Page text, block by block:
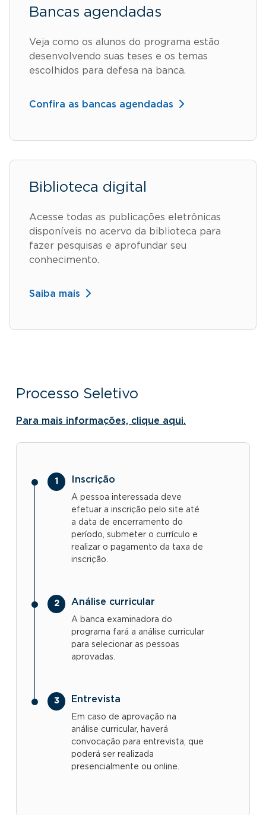
Bancas agendadas
Veja como os alunos do programa estão
desenvolvendo suas teses e os temas
escolhidos para defesa na banca.
Confira as bancas agendadas
Biblioteca digital
Acesse todas as publicações eletrônicas
disponíveis no acervo da biblioteca para
fazer pesquisas e aprofundar seu
conhecimento.
Saiba mais
Processo Seletivo
Para mais informações, clique aqui.
Inscrição
A pessoa interessada deve
efetuar a inscrição pelo site até
a data de encerramento do
período, submeter o currículo e
realizar o pagamento da taxa de
inscrição.
Análise curricular
A banca examinadora do
programa fará a análise curricular
para selecionar as pessoas
aprovadas.
Entrevista
Em caso de aprovação na
análise curricular, haverá
convocação para entrevista, que
poderá ser realizada
presencialmente ou online.